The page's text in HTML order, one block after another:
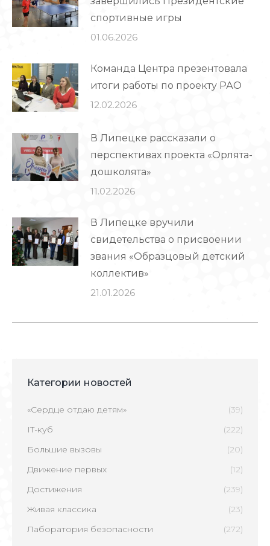
спортивные игры
01.06.2026
Команда Центра презентовала
итоги работы по проекту РАО
12.02.2026
В Липецке рассказали о
перспективах проекта «Орлята-
дошколята»
11.02.2026
В Липецке вручили
свидетельства о присвоении
звания «Образцовый детский
коллектив»
21.01.2026
Категории новостей
«Сердце отдаю детям»
(39)
IT-куб
(222)
Большие вызовы
(20)
Движение первых
(12)
Достижения
(239)
Живая классика
(23)
Лаборатория безопасности
(272)